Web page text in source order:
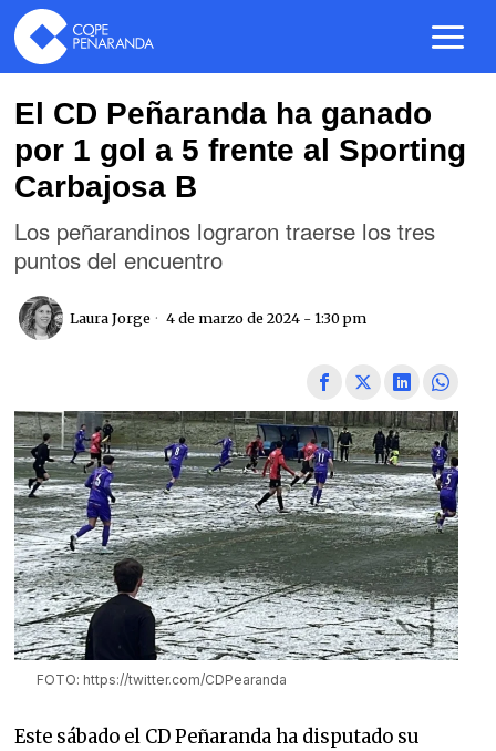
El CD Peñaranda ha ganado
por 1 gol a 5 frente al Sporting
Carbajosa B
Los peñarandinos lograron traerse los tres
puntos del encuentro
Laura Jorge 4 de marzo de 2024 - 1:30 pm
FOTO: https://twitter.com/CDPearanda
Este sábado el CD Peñaranda ha disputado su